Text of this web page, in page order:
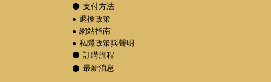
支付方法
退換政策
網站指南
私隱政策與聲明
訂購流程
最新消息